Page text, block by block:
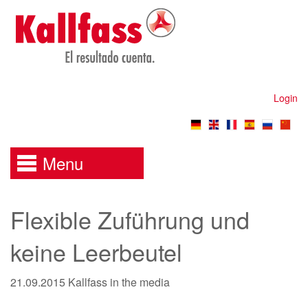
Login
Menu
Flexible Zuführung und
keine Leerbeutel
21.09.2015 Kallfass in the media